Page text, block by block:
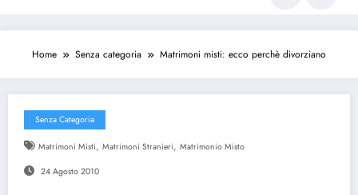
Home Senza categoria Matrimoni misti: ecco perchè divorziano
Senza Categoria
Matrimoni Misti, Matrimoni Stranieri, Matrimonio Misto
24 Agosto 2010